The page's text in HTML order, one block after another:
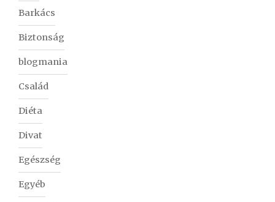
Barkács
Biztonság
blogmania
Család
Diéta
Divat
Egészség
Egyéb